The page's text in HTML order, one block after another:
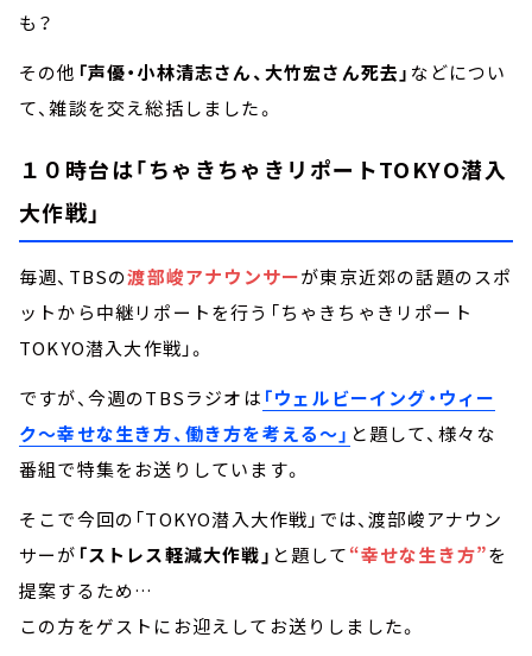
も？
その他 「声優・小林清志さん、大竹宏さん死去」 などについ
て、雑談を交え総括しました。
１０時台は「ちゃきちゃきリポートTOKYO潜入
大作戦」
毎週、TBSの渡部峻アナウンサーが東京近郊の話題のスポ
ットから中継リポートを行う「ちゃきちゃきリポート
TOKYO潜入大作戦」。
ですが、今週のTBSラジオは 「ウェルビーイング・ウィー
ク～幸せな生き方、働き方を考える～」 と題して、様々な
番組で特集をお送りしています。
そこで今回の「TOKYO潜入大作戦」では、渡部峻アナウン
サーが 「ストレス軽減大作戦」 と題して“幸せな生き方”を
提案するため…
この方をゲストにお迎えしてお送りしました。